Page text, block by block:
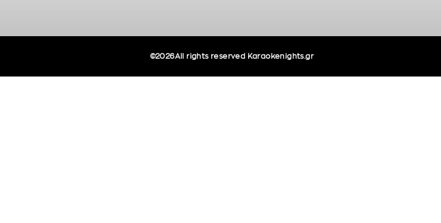
©2026All rights reserved Karaokenights.gr